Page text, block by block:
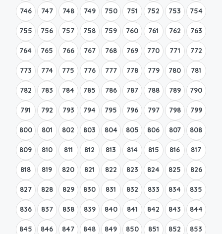
746 747 748 749 750 751 752 753 754
755 756 757 758 759 760 761 762 763
764 765 766 767 768 769 770 771 772
773 774 775 776 777 778 779 780 781
782 783 784 785 786 787 788 789 790
791 792 793 794 795 796 797 798 799
800 801 802 803 804 805 806 807 808
809 810 811 812 813 814 815 816 817
818 819 820 821 822 823 824 825 826
827 828 829 830 831 832 833 834 835
836 837 838 839 840 841 842 843 844
845 846 847 848 849 850 851 852 853